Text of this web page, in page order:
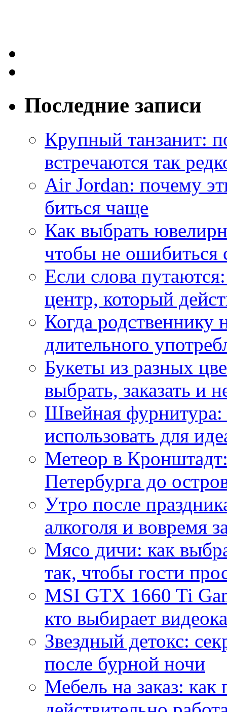
Последние записи
Крупный танзанит:
встречаются так
Air Jordan: почему
биться чаще
Как выбрать
чтобы не ошибиться
Если слова
центр, который
Когда
длительного
Букеты из разных
выбрать, заказать и
Швейная фурнитура:
использовать для
Метеор в
Петербурга до
Утро после
алкоголя и вовремя
Мясо дичи: как
так, чтобы гости
MSI GTX 1660 Ti
кто выбирает
Звездный детокс:
после бурной ночи
Мебель на заказ: